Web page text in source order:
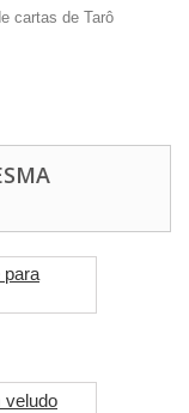
cartas de Tarô